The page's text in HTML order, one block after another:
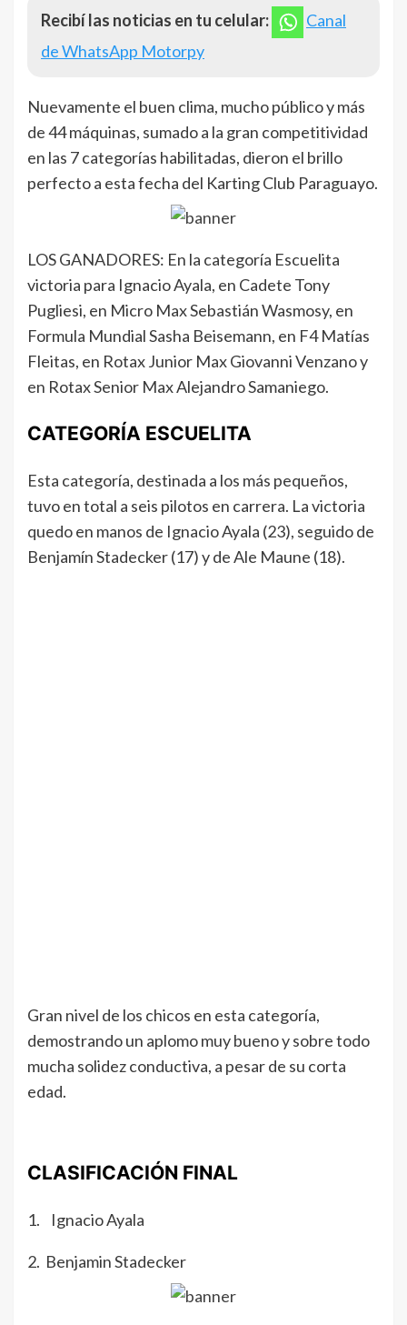
Recibí las noticias en tu celular:
Canal
de WhatsApp Motorpy
Nuevamente el buen clima, mucho público y más
de 44 máquinas, sumado a la gran competitividad
en las 7 categorías habilitadas, dieron el brillo
perfecto a esta fecha del Karting Club Paraguayo.
LOS GANADORES: En la categoría Escuelita
victoria para Ignacio Ayala, en Cadete Tony
Pugliesi, en Micro Max Sebastián Wasmosy, en
Formula Mundial Sasha Beisemann, en F4 Matías
Fleitas, en Rotax Junior Max Giovanni Venzano y
en Rotax Senior Max Alejandro Samaniego.
CATEGORÍA ESCUELITA
Esta categoría, destinada a los más pequeños,
tuvo en total a seis pilotos en carrera. La victoria
quedo en manos de Ignacio Ayala (23), seguido de
Benjamín Stadecker (17) y de Ale Maune (18).
Gran nivel de los chicos en esta categoría,
demostrando un aplomo muy bueno y sobre todo
mucha solidez conductiva, a pesar de su corta
edad.
CLASIFICACIÓN FINAL
1. Ignacio Ayala
2. Benjamin Stadecker